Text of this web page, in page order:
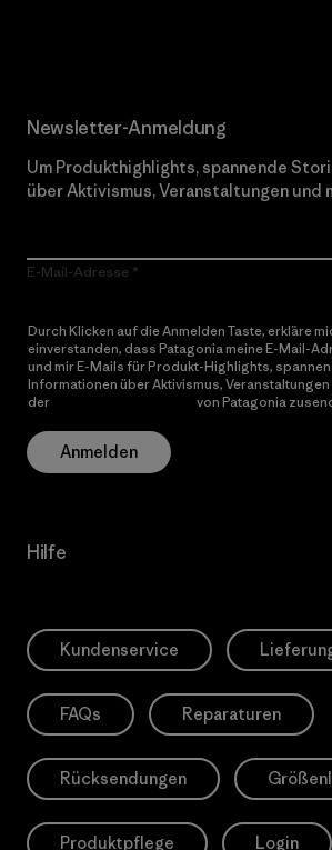
Newsletter-Anmeldung
Um Produkthighlights, spannende
über Aktivismus, Veranstaltungen und
E-Mail-Adresse
Durch Klicken auf die Anmelden Taste, erkläre
einverstanden, dass Patagonia meine E-Mail-
und mir E-Mails für Produkt-Highlights,
Informationen über Aktivismus, Veranstaltungen
der
von Patagonia
Anmelden
Hilfe
Kundenservice
FAQs Reparaturen
Rücksendungen
Produktpflege Login